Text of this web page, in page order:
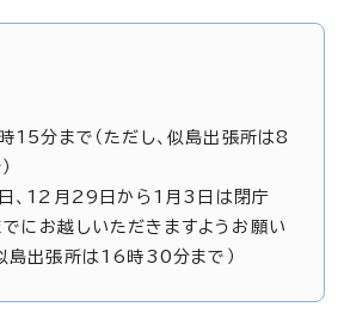
分まで（ただし、似島出張所は8
日、12月29日から1月3日は閉庁
にお越しいただきますようお願い
似島出張所は16時30分まで）